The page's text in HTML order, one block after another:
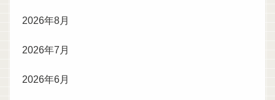
2026年8月
2026年7月
2026年6月